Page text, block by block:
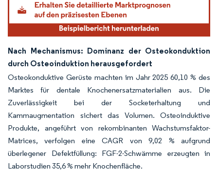
Nach Mechanismus: Dominanz der Osteokonduktion
durch Osteoinduktion herausgefordert
Osteokonduktive Gerüste machten im Jahr 2025 60,10 % des
Marktes für dentale Knochenersatzmaterialien aus. Die
Zuverlässigkeit bei der Socketerhaltung und
Kammaugmentation sichert das Volumen. Osteoinduktive
Produkte, angeführt von rekombinanten Wachstumsfaktor-
Matrices, verfolgen eine CAGR von 9,02 % aufgrund
überlegener Defektfüllung: FGF-2-Schwämme erzeugten in
Laborstudien 35,6 % mehr Knochenfläche.